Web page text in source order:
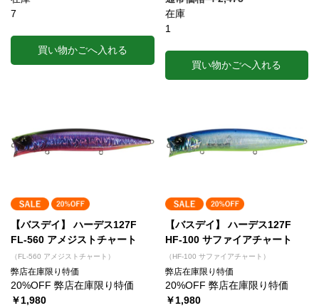
7
買い物かごへ入れる
在庫
1
買い物かごへ入れる
【バスデイ】 ハーデス127F
FL-560 アメジストチャート
（FL-560 アメジストチャート）
弊店在庫限り特価
20%OFF 弊店在庫限り特価
￥1,980
【バスデイ】 ハーデス127F
HF-100 サファイアチャート
（HF-100 サファイアチャート）
弊店在庫限り特価
20%OFF 弊店在庫限り特価
￥1,980